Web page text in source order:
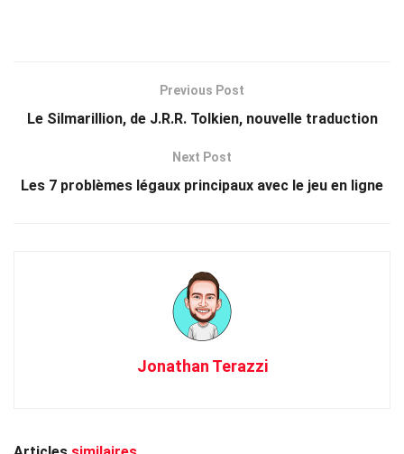
Previous Post
Le Silmarillion, de J.R.R. Tolkien, nouvelle traduction
Next Post
Les 7 problèmes légaux principaux avec le jeu en ligne
Jonathan Terazzi